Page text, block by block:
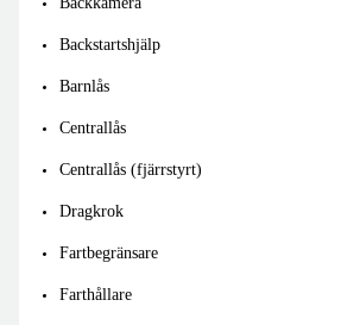
Backstartshjälp
Barnlås
Centrallås
Centrallås (fjärrstyrt)
Dragkrok
Fartbegränsare
Farthållare